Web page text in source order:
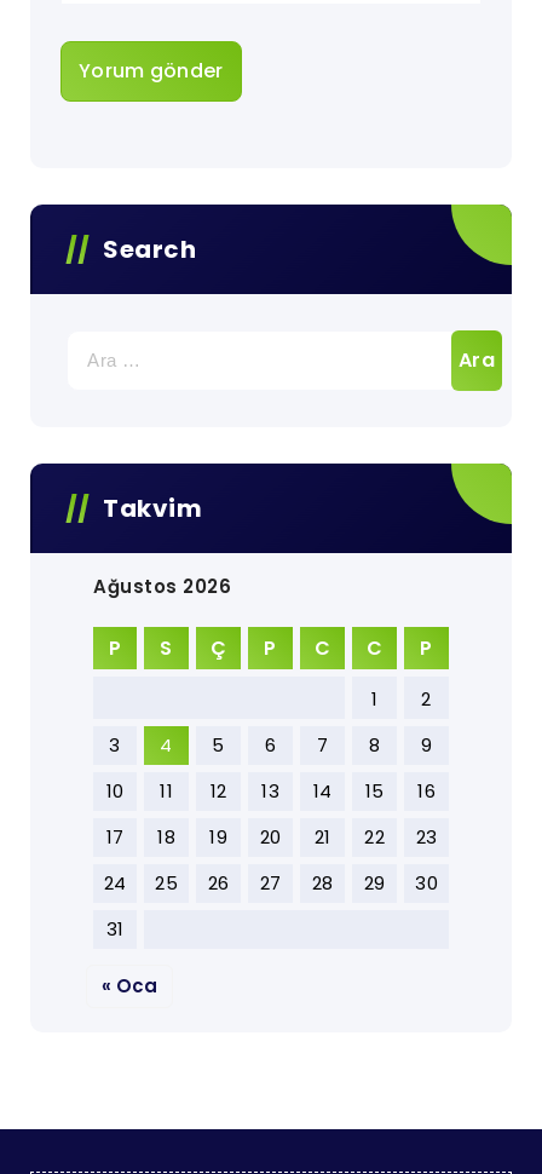
Search
Takvim
Ağustos 2026
P S Ç P C C P
1
2
3
4 5 6 7 8
9
10
11 12 13 14 15
16
17
18 19 20 21 22
23
24
25 26 27 28 29
30
31
« Oca